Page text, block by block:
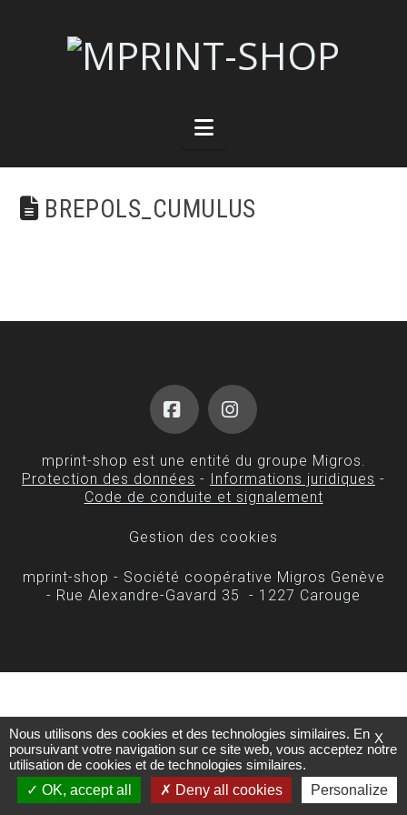
Navigation
BREPOLS_CUMULUS
FacebookInstagram
mprint-shop est une entité du groupe Migros.
Protection des données - Informations juridiques -
Code de conduite et signalement
Gestion des cookies
mprint-shop - Société coopérative Migros Genève
- Rue Alexandre-Gavard 35 - 1227 Carouge
X
Nous utilisons des cookies et des technologies similaires. En
poursuivant votre navigation sur ce site web, vous acceptez notre
utilisation de cookies et de technologies similaires.
OK, accept all
Deny all cookies Personalize